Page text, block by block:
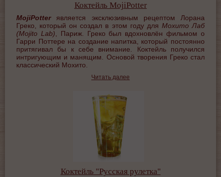
Коктейль MojiPotter
MojiPotterявляется эксклюзивным рецептом Лорана
Греко, который он создал в этом году для Мохито Лаб
(Mojito Lab), Париж. Греко был вдохновлён фильмом о
Гарри Поттере на создание напитка, который постоянно
притягивал бы к себе внимание. Коктейль получился
интригующим и манящим. Основой творения Греко стал
классический Мохито.
Читать далее
Коктейль "Русская рулетка"